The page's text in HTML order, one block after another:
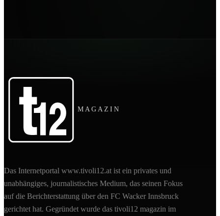
MAGAZIN
Das Internetportal www.tivoli12.at ist ein privates und
unabhängiges, journalistisches Medium, das seinen Fokus
auf die Berichterstattung über den FC Wacker Innsbruck
gerichtet hat. Gegründet wurde das tivoli12 magazin im